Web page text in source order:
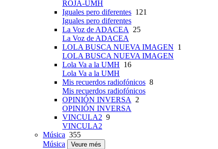
ROJA-UMH
Iguales pero diferentes 121
Iguales pero diferentes
La Voz de ADACEA
25
La Voz de ADACEA
LOLA BUSCA NUEVA IMAGEN 1
LOLA BUSCA NUEVA IMAGEN
Lola Va a la UMH 16
Lola Va a la UMH
Mis recuerdos radiofónicos 8
Mis recuerdos radiofónicos
OPINIÓN INVERSA
2
OPINIÓN INVERSA
VINCULA2 9
VINCULA2
Música 355
Música
Veure més